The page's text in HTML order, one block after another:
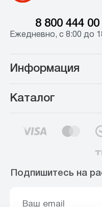
8 800 444 00
Ежедневно, с 8:00 до
Информация
Каталог
Подпишитесь на